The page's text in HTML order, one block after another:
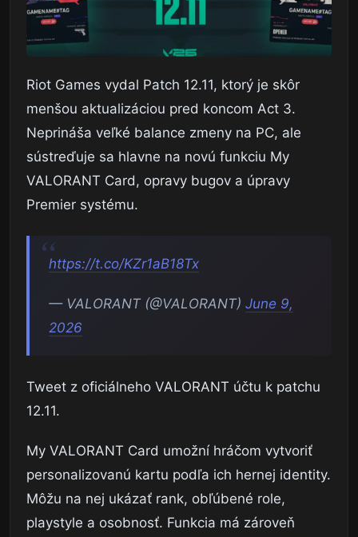
Riot Games vydal Patch 12.11, ktorý je skôr
menšou aktualizáciou pred koncom Act 3.
Neprináša veľké balance zmeny na PC, ale
sústreďuje sa hlavne na novú funkciu My
VALORANT Card, opravy bugov a úpravy
Premier systému.
https://t.co/KZr1aB18Tx
— VALORANT (@VALORANT) June 9,
2026
Tweet z oficiálneho VALORANT účtu k patchu
12.11.
My VALORANT Card umožní hráčom vytvoriť
personalizovanú kartu podľa ich hernej identity.
Môžu na nej ukázať rank, obľúbené role,
playstyle a osobnosť. Funkcia má zároveň